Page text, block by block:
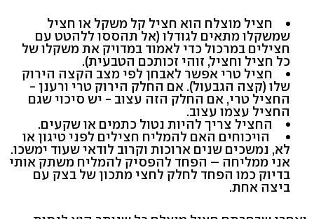
חציל מוצלח הוא חציל קל משקל או חציל
שמשקלו מתאים לגודלו (אל תהססו ללהטט עם
חצילים במרכול כדי לאמוד במדויק את משקלו של
כל חציל וחציל, זוהי זכותכם הטבעית).
חציל טרי אפשר לאבחן לפי מצב הקצה הירוק
שלו (קצה הגבעול). אם החלק הירוק טרי ורענן -
החציל טרי, אם החלק הזה עצוב - יש סיכוי שגם
החציל עצמו עצוב.
החציל צריך להיות נטול כתמים או שקעים.
הויכוחים האם להמליח חצילים לפני טיגון או
לא, נמשכים שנים ארוכות וקרוב לודאי שעוד ימשכו.
אני ממליחה – הפחד להפסיק להמליח משתק אותי
בדיוק כמו הפחד לחלק לחצי מתכון של בצק עם
ביצה אחת.